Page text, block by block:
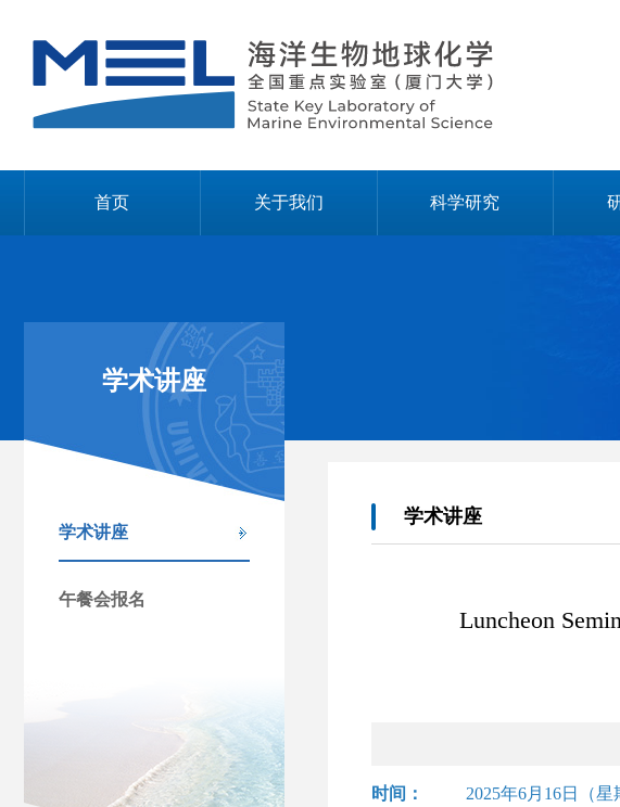
首页 关于我们 科学研究
学术讲座
学术讲座
午餐会报名
学术讲座
Luncheon
时间：
2025年6月16日（星